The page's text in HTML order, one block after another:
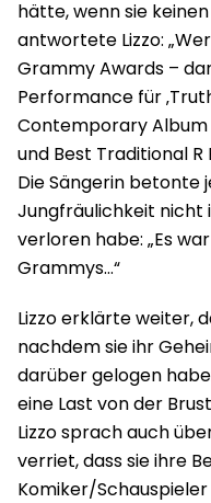
hätte, wenn sie
antwortete Lizzo:
Grammy Awards –
Performance für
Contemporary Album
und Best Traditional R
Die Sängerin betonte
Jungfräulichkeit nicht
verloren habe: „Es
Grammys…“
Lizzo erklärte weiter,
nachdem sie ihr
darüber gelogen
eine Last von der
Lizzo sprach auch
verriet, dass sie ihre
Komiker/